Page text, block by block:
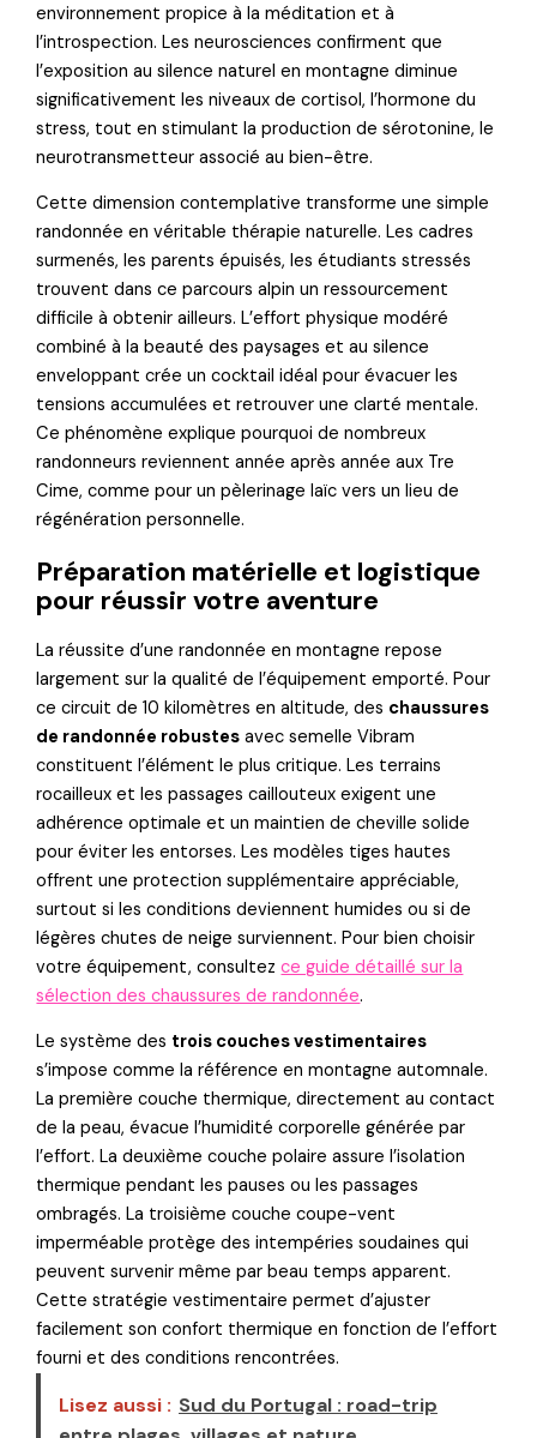
environnement propice à la méditation et à
l’introspection. Les neurosciences confirment que
l’exposition au silence naturel en montagne diminue
significativement les niveaux de cortisol, l’hormone du
stress, tout en stimulant la production de sérotonine, le
neurotransmetteur associé au bien-être.
Cette dimension contemplative transforme une simple
randonnée en véritable thérapie naturelle. Les cadres
surmenés, les parents épuisés, les étudiants stressés
trouvent dans ce parcours alpin un ressourcement
difficile à obtenir ailleurs. L’effort physique modéré
combiné à la beauté des paysages et au silence
enveloppant crée un cocktail idéal pour évacuer les
tensions accumulées et retrouver une clarté mentale.
Ce phénomène explique pourquoi de nombreux
randonneurs reviennent année après année aux Tre
Cime, comme pour un pèlerinage laïc vers un lieu de
régénération personnelle.
Préparation matérielle et logistique
pour réussir votre aventure
La réussite d’une randonnée en montagne repose
largement sur la qualité de l’équipement emporté. Pour
ce circuit de 10 kilomètres en altitude, des chaussures
de randonnée robustes avec semelle Vibram
constituent l’élément le plus critique. Les terrains
rocailleux et les passages caillouteux exigent une
adhérence optimale et un maintien de cheville solide
pour éviter les entorses. Les modèles tiges hautes
offrent une protection supplémentaire appréciable,
surtout si les conditions deviennent humides ou si de
légères chutes de neige surviennent. Pour bien choisir
votre équipement, consultezce guide détaillé sur la
sélection des chaussures de randonnée.
Le système des trois couches vestimentaires
s’impose comme la référence en montagne automnale.
La première couche thermique, directement au contact
de la peau, évacue l’humidité corporelle générée par
l’effort. La deuxième couche polaire assure l’isolation
thermique pendant les pauses ou les passages
ombragés. La troisième couche coupe-vent
imperméable protège des intempéries soudaines qui
peuvent survenir même par beau temps apparent.
Cette stratégie vestimentaire permet d’ajuster
facilement son confort thermique en fonction de l’effort
fourni et des conditions rencontrées.
Lisez aussi : Sud du Portugal : road-trip